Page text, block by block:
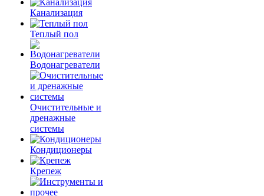
Канализация
Теплый пол
Водонагреватели
Очистительные и
дренажные
системы
Кондиционеры
Крепеж